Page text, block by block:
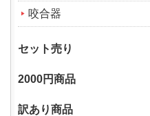
咬合器
セット売り
2000円商品
訳あり商品